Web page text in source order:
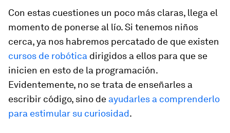
Con estas cuestiones un poco más claras, llega el
momento de ponerse al lío. Si tenemos niños
cerca, ya nos habremos percatado de que existen
cursos de robótica dirigidos a ellos para que se
inicien en esto de la programación.
Evidentemente, no se trata de enseñarles a
escribir código, sino de ayudarles a comprenderlo
para estimular su curiosidad.